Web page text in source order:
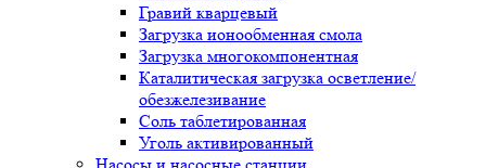
Гравий кварцевый
Загрузка ионообменная смола
Загрузка многокомпонентная
Каталитическая загрузка осветление/
обезжелезивание
Соль таблетированная
Уголь активированный